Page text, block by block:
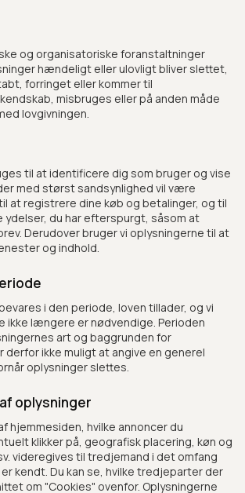
og organisatoriske foranstaltninger
hændeligt eller ulovligt bliver slettet,
forringet eller kommer til
misbruges eller på anden måde
lovgivningen.
til at identificere dig som bruger og vise
med størst sandsynlighed vil være
at registrere dine køb og betalinger, og til
ydelser, du har efterspurgt, såsom at
Derudover bruger vi oplysningerne til at
og indhold.
i den periode, loven tillader, og vi
ikke længere er nødvendige. Perioden
art og baggrunden for
derfor ikke muligt at angive en generel
oplysninger slettes.
oplysninger
hjemmesiden, hvilke annoncer du
klikker på, geografisk placering, køn og
videregives til tredjemand i det omfang
kendt. Du kan se, hvilke tredjeparter der
om "Cookies" ovenfor. Oplysningerne